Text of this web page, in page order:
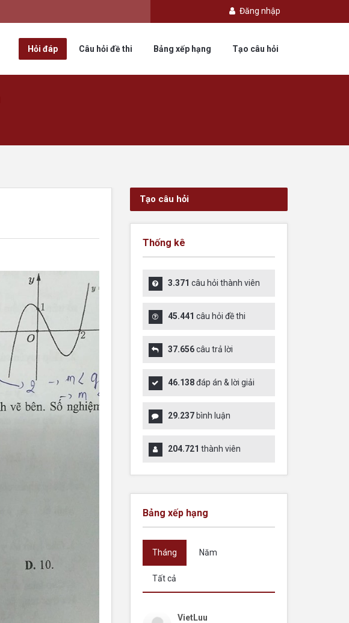
Đăng nhập
Hỏi đáp Câu hỏi đề thi Bảng xếp hạng Tạo câu hỏi
Tạo câu hỏi
Thống kê
3.371 câu hỏi thành viên
45.441 câu hỏi đề thi
37.656câu trả lời
46.138đáp án & lời giải
29.237bình luận
204.721 thành viên
Bảng xếp hạng
Tháng Năm
Tất cả
VietLuu